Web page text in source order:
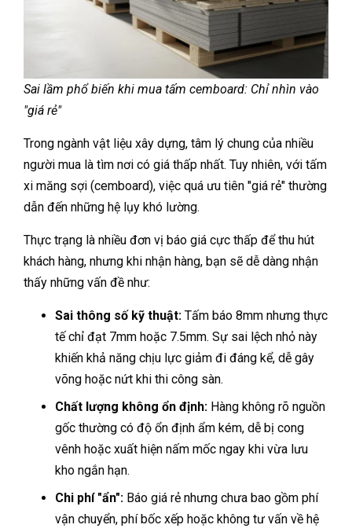
Sai lầm phổ biến khi mua tấm cemboard: Chỉ nhìn vào
"giá rẻ"
Trong ngành vật liệu xây dựng, tâm lý chung của nhiều
người mua là tìm nơi có giá thấp nhất. Tuy nhiên, với tấm
xi măng sợi (cemboard), việc quá ưu tiên "giá rẻ" thường
dẫn đến những hệ lụy khó lường.
Thực trạng là nhiều đơn vị báo giá cực thấp để thu hút
khách hàng, nhưng khi nhận hàng, bạn sẽ dễ dàng nhận
thấy những vấn đề như:
Sai thông số kỹ thuật: Tấm báo 8mm nhưng thực
tế chỉ đạt 7mm hoặc 7.5mm. Sự sai lệch nhỏ này
khiến khả năng chịu lực giảm đi đáng kể, dễ gây
võng hoặc nứt khi thi công sàn.
Chất lượng không ổn định: Hàng không rõ nguồn
gốc thường có độ ổn định ẩm kém, dễ bị cong
vênh hoặc xuất hiện nấm mốc ngay khi vừa lưu
kho ngắn hạn.
Chi phí "ẩn": Báo giá rẻ nhưng chưa bao gồm phí
vận chuyển, phí bốc xếp hoặc không tư vấn về hệ